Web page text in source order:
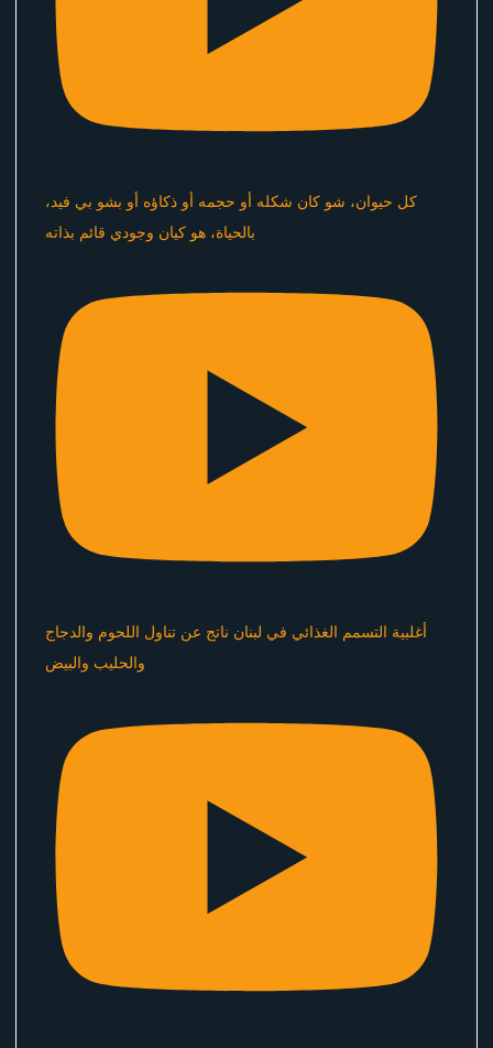
كل حيوان، شو كان شكله أو حجمه أو ذكاؤه أو بشو بي فيد،
بالحياة، هو كيان وجودي قائم بذاته
أغلبية التسمم الغذائي في لبنان ناتج عن تناول اللحوم والدجاج
والحليب والبيض